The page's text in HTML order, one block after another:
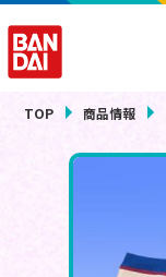
TOP 商品情報